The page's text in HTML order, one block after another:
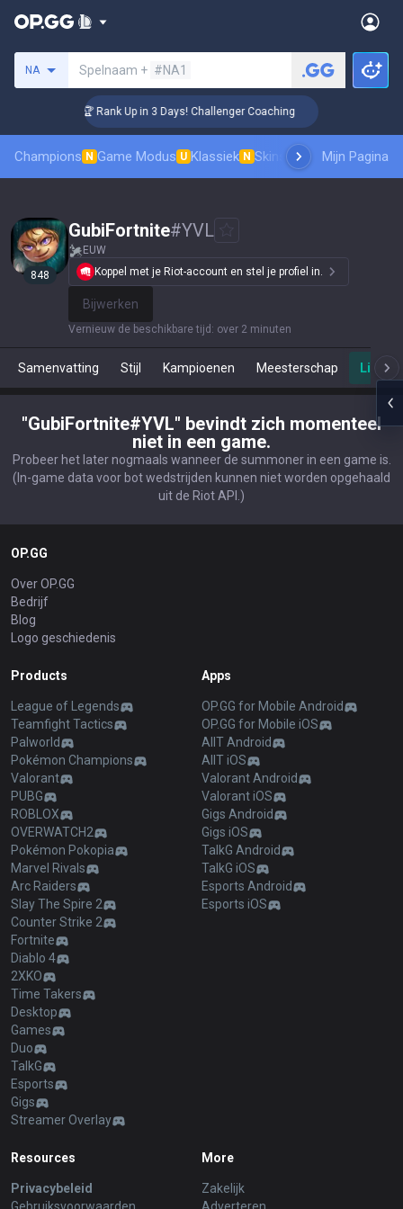
NA Spelnaam + #NA1
🏆 Rank Up in 3 Days! Challenger Coaching
Champions N Game Modus U Klassiek N SkinsranglijstMijn Pagina
848
GubiFortnite#YVL
EUW
Koppel met je Riot-account en stel je profiel in.
Bijwerken
Vernieuw de beschikbare tijd : over 2 minuten
Samenvatting Stijl Kampioenen Meesterschap Live
"GubiFortnite#YVL" bevindt zich momenteel
niet in een game.
Probeer het later nogmaals wanneer de summoner in een game is.
(In-game data voor bot wedstrijden kunnen niet worden opgehaald
uit de Riot API.)
OP.GG
Over OP.GG
Bedrijf
Blog
Logo geschiedenis
Products
League of Legends
Teamfight Tactics
Palworld
Pokémon Champions
Valorant
PUBG
ROBLOX
OVERWATCH2
Pokémon Pokopia
Marvel Rivals
Arc Raiders
Slay The Spire 2
Counter Strike 2
Fortnite
Diablo 4
2XKO
Time Takers
Desktop
Games
Duo
TalkG
Esports
Gigs
Streamer Overlay
Apps
OP.GG for Mobile Android
OP.GG for Mobile iOS
AllT Android
AllT iOS
Valorant Android
Valorant iOS
Gigs Android
Gigs iOS
TalkG Android
TalkG iOS
Esports Android
Esports iOS
Resources
Privacybeleid
More
Zakelijk